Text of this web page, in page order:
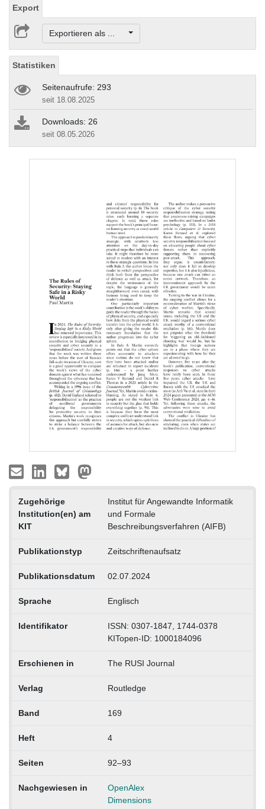
Export
Exportieren als ...
Statistiken
Seitenaufrufe: 293
seit 18.08.2025
Downloads: 26
seit 08.05.2026
Zugehörige
Institution(en) am
KIT
Institut für Angewandte Informatik
und Formale
Beschreibungsverfahren (AIFB)
Publikationstyp Zeitschriftenaufsatz
Publikationsdatum 02.07.2024
Sprache Englisch
Identifikator
ISSN: 0307-1847, 1744-0378
KITopen-ID: 1000184096
Erschienen in The RUSI Journal
Verlag Routledge
Band 169
Heft 4
Seiten 92–93
Nachgewiesen in
OpenAlex
Dimensions